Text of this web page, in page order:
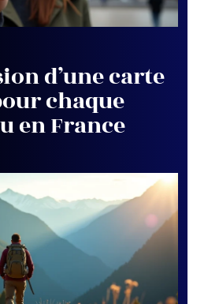
d’une carte
chaque
en France